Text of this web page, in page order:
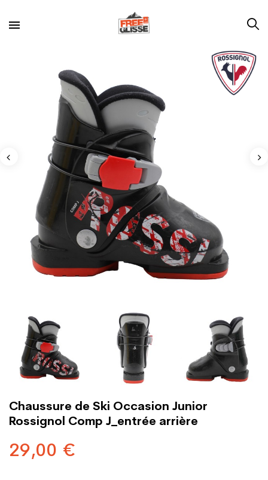
Chaussure de Ski Occasion Junior
Rossignol Comp J_entrée arrière
29,00 €